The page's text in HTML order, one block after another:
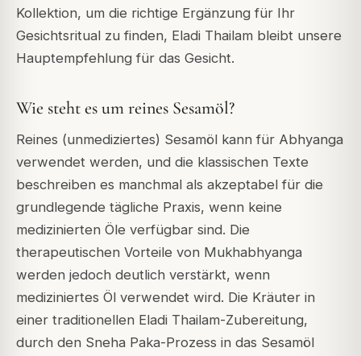
Kollektion, um die richtige Ergänzung für Ihr
Gesichtsritual zu finden, Eladi Thailam bleibt unsere
Hauptempfehlung für das Gesicht.
Wie steht es um reines Sesamöl?
Reines (unmediziertes) Sesamöl kann für Abhyanga
verwendet werden, und die klassischen Texte
beschreiben es manchmal als akzeptabel für die
grundlegende tägliche Praxis, wenn keine
medizinierten Öle verfügbar sind. Die
therapeutischen Vorteile von Mukhabhyanga
werden jedoch deutlich verstärkt, wenn
mediziniertes Öl verwendet wird. Die Kräuter in
einer traditionellen Eladi Thailam-Zubereitung,
durch den Sneha Paka-Prozess in das Sesamöl